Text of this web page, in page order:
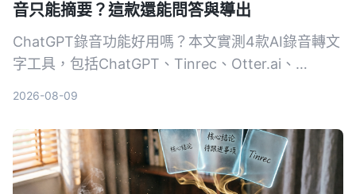
音只能摘要？這款還能問答與導出
ChatGPT錄音功能好用嗎？本文實測4款AI錄音轉文
字工具，包括ChatGPT、Tinrec、Otter.ai、
程與訪談錄音。
2026-08-09